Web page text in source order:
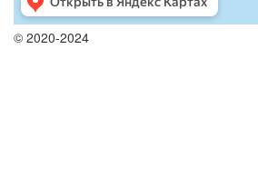
© 2020-2024